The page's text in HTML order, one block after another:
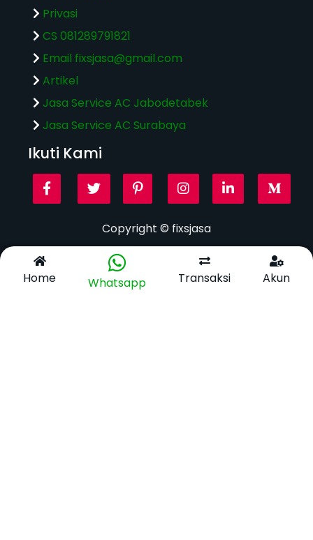
Privasi
CS 081289791821
Email fixsjasa@gmail.com
Artikel
Jasa Service AC Jabodetabek
Jasa Service AC Surabaya
Ikuti Kami
Copyright © fixsjasa
Home Whatsapp Transaksi Akun